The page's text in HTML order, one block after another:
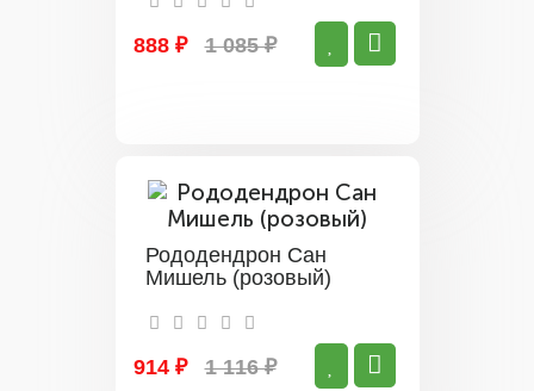
888 ₽ 1 085 ₽
Рододендрон Сан
Мишель (розовый)
914 ₽ 1 116 ₽